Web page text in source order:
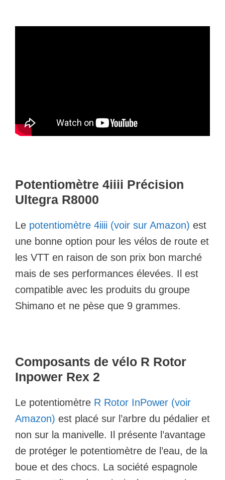
Potentiomètre 4iiii Précision
Ultegra R8000
Le potentiomètre 4iiii (voir sur Amazon) est
une bonne option pour les vélos de route et
les VTT en raison de son prix bon marché
mais de ses performances élevées. Il est
compatible avec les produits du groupe
Shimano et ne pèse que 9 grammes.
Composants de vélo R Rotor
Inpower Rex 2
Le potentiomètre R Rotor InPower (voir
Amazon) est placé sur l’arbre du pédalier et
non sur la manivelle. Il présente l’avantage
de protéger le potentiomètre de l’eau, de la
boue et des chocs. La société espagnole